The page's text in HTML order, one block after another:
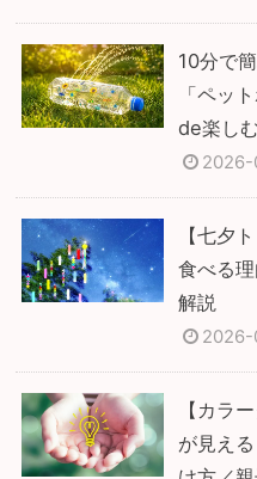
10分で
「ペッ
de楽し
2026-
【七夕
食べる
解説
【カラ
が見え